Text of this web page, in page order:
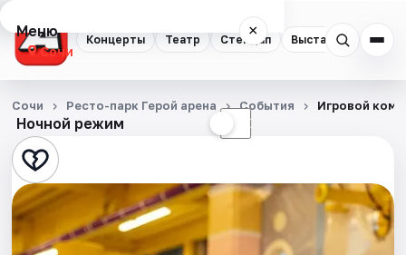
Концерты Театр Стендап Выставки
Меню ×
Сочи
Концерты
Театр
Стендап
Выставки
Ночной режим ☾
Сочи Ресто-парк Герой арена События Игровой